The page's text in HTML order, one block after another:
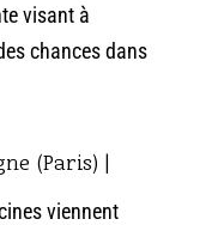
visant à
chances dans
(Paris) |
viennent